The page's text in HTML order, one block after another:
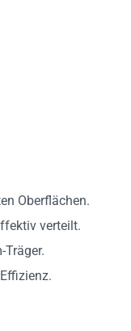
Oberflächen.
verteilt.